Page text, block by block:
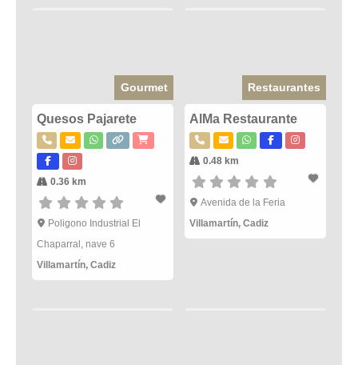
Gourmet
Quesos Pajarete
0.36 km
Poligono Industrial El
Chaparral, nave 6
Villamartín, Cadiz
Restaurantes
AlMa Restaurante
0.48 km
Avenida de la Feria
Villamartín,Cadiz